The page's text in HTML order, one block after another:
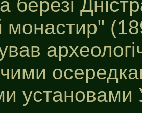
березі
монастир"
установами